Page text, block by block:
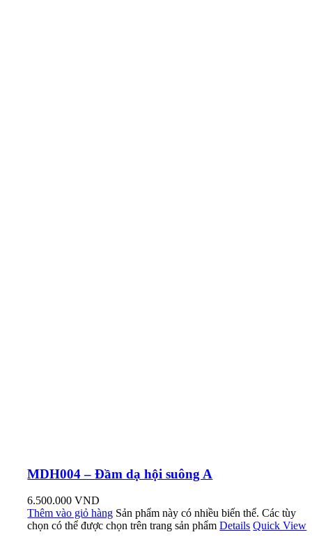
MDH004 – Đầm dạ hội suông A
6.500.000VND
Thêm vào giỏ hàng Sản phẩm này có nhiều biến thể. Các tùy
chọn có thể được chọn trên trang sản phẩmDetails Quick View